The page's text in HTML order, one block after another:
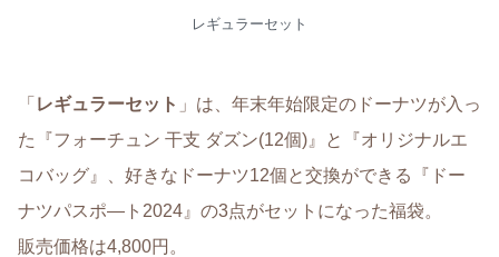
レギュラーセット
「 レギュラーセット 」は、年末年始限定のドーナツが入っ
た『フォーチュン 干支 ダズン(12個)』と『オリジナルエ
コバッグ』、好きなドーナツ12個と交換ができる『ドー
ナツパスポ―ト2024』の3点がセットになった福袋。
販売価格は4,800円。